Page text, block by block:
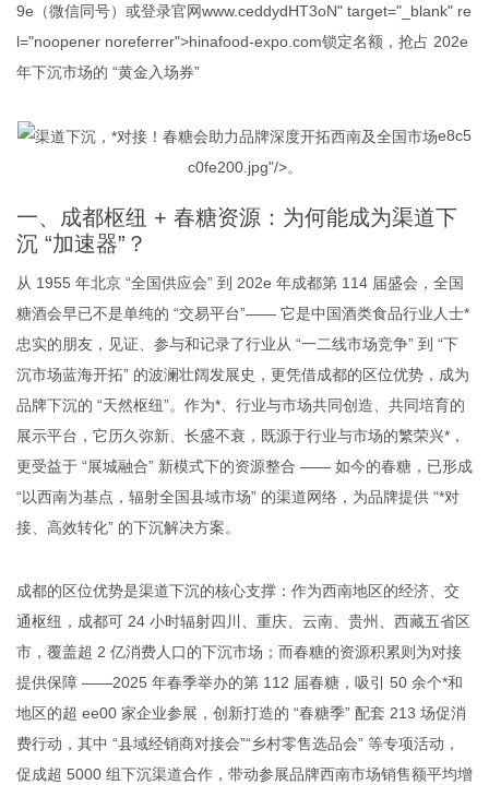
9e （微信同号）或登录官网www.ceddydHT3oN" target="_blank" re
l="noopener noreferrer">hinafood-expo. com锁定名额，抢占 202e
年下沉市场的 “黄金入场券”
e8c5
c0fe200.jpg"/>。
一、成都枢纽 + 春糖资源：为何能成为渠道下
沉 “加速器”？
从 1955 年北京 “全国供应会” 到 202e 年成都第 114 届盛会，全国
糖酒会早已不是单纯的 “交易平台”—— 它是中国酒类食品行业人士*
忠实的朋友，见证、参与和记录了行业从 “一二线市场竞争” 到 “下
沉市场蓝海开拓” 的波澜壮阔发展史，更凭借成都的区位优势，成为
品牌下沉的 “天然枢纽”。作为*、行业与市场共同创造、共同培育的
展示平台，它历久弥新、长盛不衰，既源于行业与市场的繁荣兴*，
更受益于 “展城融合” 新模式下的资源整合 —— 如今的春糖，已形成
“以西南为基点，辐射全国县域市场” 的渠道网络，为品牌提供 “*对
接、高效转化” 的下沉解决方案。
成都的区位优势是渠道下沉的核心支撑：作为西南地区的经济、交
通枢纽，成都可 24 小时辐射四川、重庆、云南、贵州、西藏五省区
市，覆盖超 2 亿消费人口的下沉市场；而春糖的资源积累则为对接
提供保障 ——2025 年春季举办的第 112 届春糖，吸引 50 余个*和
地区的超 ee00 家企业参展，创新打造的 “春糖季” 配套 213 场促消
费行动，其中 “县域经销商对接会”“乡村零售选品会” 等专项活动，
促成超 5000 组下沉渠道合作，带动参展品牌西南市场销售额平均增